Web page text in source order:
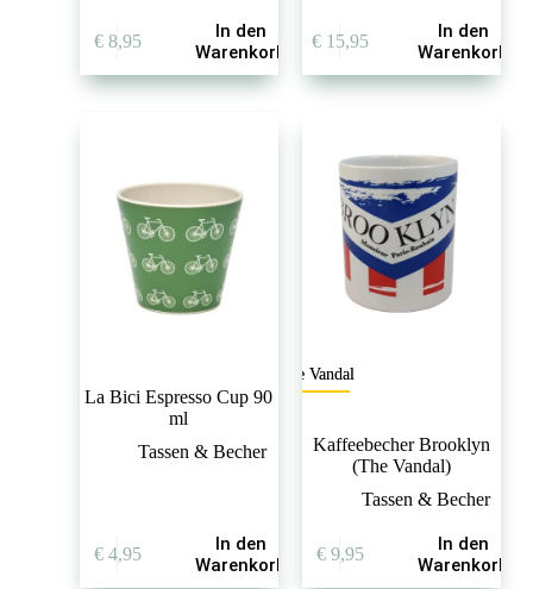
€8,95
In den
Warenkorb
€15,95
In den
Warenkorb
La Bici Espresso Cup 90
ml
Tassen & Becher
€4,95
In den
Warenkorb
The Vandal
Kaffeebecher Brooklyn
(The Vandal)
Tassen & Becher
€9,95
In den
Warenkorb